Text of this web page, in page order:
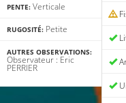
PENTE: Verticale
RUGOSITÉ: Petite
AUTRES OBSERVATIONS:
Observateur : Eric
PERRIER